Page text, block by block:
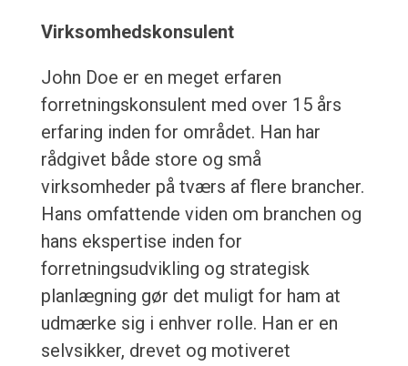
Virksomhedskonsulent
John Doe er en meget erfaren
forretningskonsulent med over 15 års
erfaring inden for området. Han har
rådgivet både store og små
virksomheder på tværs af flere brancher.
Hans omfattende viden om branchen og
hans ekspertise inden for
forretningsudvikling og strategisk
planlægning gør det muligt for ham at
udmærke sig i enhver rolle. Han er en
selvsikker, drevet og motiveret